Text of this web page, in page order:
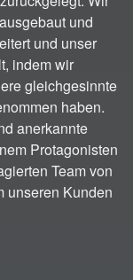
und
und unser
indem wir
gleichgesinnte
haben.
anerkannte
Protagonisten
Team von
unseren Kunden